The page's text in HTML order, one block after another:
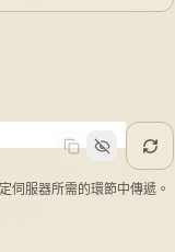
產生
伺服器所需的環節中傳遞。